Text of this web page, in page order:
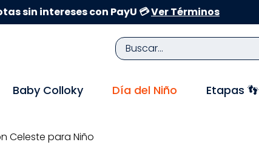
sin intereses con PayU 💳Ver Términos
Buscar...
Baby Colloky Día del Niño Etapas 👣
Celeste para Niño
MÁS BUSCADOS